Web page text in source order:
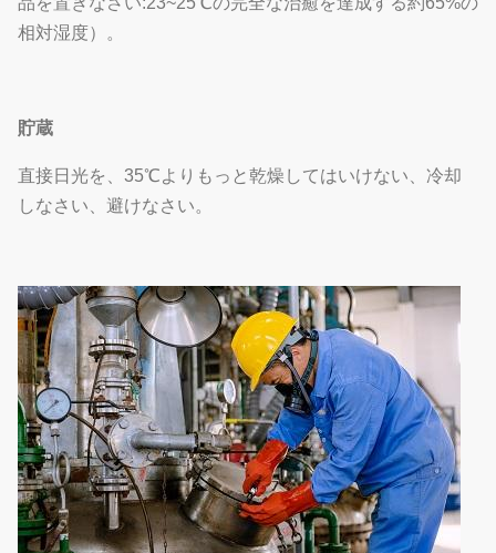
相対湿度）。
貯蔵
直接日光を、35℃よりもっと乾燥してはいけない、冷却
しなさい、避けなさい。